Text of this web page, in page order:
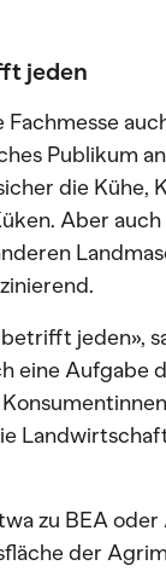
jeden
Publikum
die Kühe,
Aber auch
jeden»,
eine Aufgabe
zu BEA
der